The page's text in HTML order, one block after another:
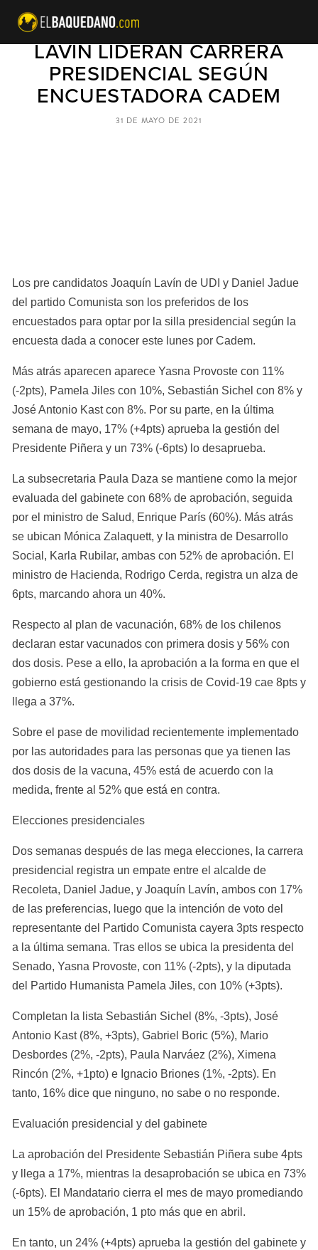
DANIEL JADUE Y JOAQUÍN
LAVÍN LIDERAN CARRERA
PRESIDENCIAL SEGÚN
ENCUESTADORA CADEM
Los pre candidatos Joaquín Lavín de UDI y Daniel Jadue
del partido Comunista son los preferidos de los
encuestados para optar por la silla presidencial según la
encuesta dada a conocer este lunes por Cadem.
Más atrás aparecen aparece Yasna Provoste con 11%
(-2pts), Pamela Jiles con 10%, Sebastián Sichel con 8% y
José Antonio Kast con 8%. Por su parte, en la última
semana de mayo, 17% (+4pts) aprueba la gestión del
Presidente Piñera y un 73% (-6pts) lo desaprueba.
La subsecretaria Paula Daza se mantiene como la mejor
evaluada del gabinete con 68% de aprobación, seguida
por el ministro de Salud, Enrique París (60%). Más atrás
se ubican Mónica Zalaquett, y la ministra de Desarrollo
Social, Karla Rubilar, ambas con 52% de aprobación. El
ministro de Hacienda, Rodrigo Cerda, registra un alza de
6pts, marcando ahora un 40%.
Respecto al plan de vacunación, 68% de los chilenos
declaran estar vacunados con primera dosis y 56% con
dos dosis. Pese a ello, la aprobación a la forma en que el
gobierno está gestionando la crisis de Covid-19 cae 8pts y
llega a 37%.
Sobre el pase de movilidad recientemente implementado
por las autoridades para las personas que ya tienen las
dos dosis de la vacuna, 45% está de acuerdo con la
medida, frente al 52% que está en contra.
Elecciones presidenciales
Dos semanas después de las mega elecciones, la carrera
presidencial registra un empate entre el alcalde de
Recoleta, Daniel Jadue, y Joaquín Lavín, ambos con 17%
de las preferencias, luego que la intención de voto del
representante del Partido Comunista cayera 3pts respecto
a la última semana. Tras ellos se ubica la presidenta del
Senado, Yasna Provoste, con 11% (-2pts), y la diputada
del Partido Humanista Pamela Jiles, con 10% (+3pts).
Completan la lista Sebastián Sichel (8%, -3pts), José
Antonio Kast (8%, +3pts), Gabriel Boric (5%), Mario
Desbordes (2%, -2pts), Paula Narváez (2%), Ximena
Rincón (2%, +1pto) e Ignacio Briones (1%, -2pts). En
tanto, 16% dice que ninguno, no sabe o no responde.
Evaluación presidencial y del gabinete
La aprobación del Presidente Sebastián Piñera sube 4pts
y llega a 17%, mientras la desaprobación se ubica en 73%
(-6pts). El Mandatario cierra el mes de mayo promediando
un 15% de aprobación, 1 pto más que en abril.
En tanto, un 24% (+4pts) aprueba la gestión del gabinete y
31 DE MAYO DE 2021